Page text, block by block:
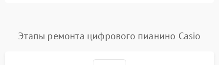
Этапы ремонта цифрового пианино Casio